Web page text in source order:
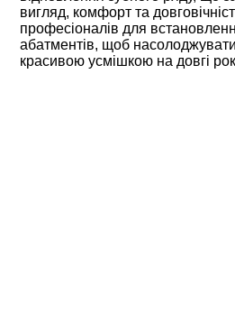
вигляд, комфорт та
професіоналів для
абатментів, щоб
красивою усмішкою на довгі